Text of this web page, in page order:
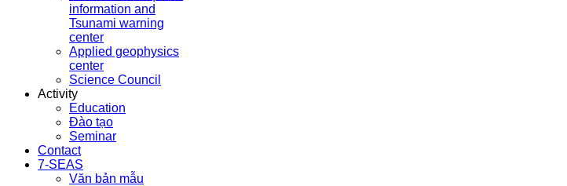
information and
Tsunami warning
center
Applied geophysics
center
Science Council
Activity
Education
Đào tạo
Seminar
Contact
7-SEAS
Văn bản mẫu